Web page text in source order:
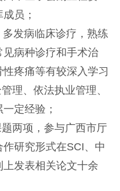
员；
发病临床诊疗，熟练
病种诊疗和手术治
疼痛等有较深入学习
理、依法执业管理、
定经验；
两项，参与广西市厅
研究形式在SCI、中
发表相关论文十余